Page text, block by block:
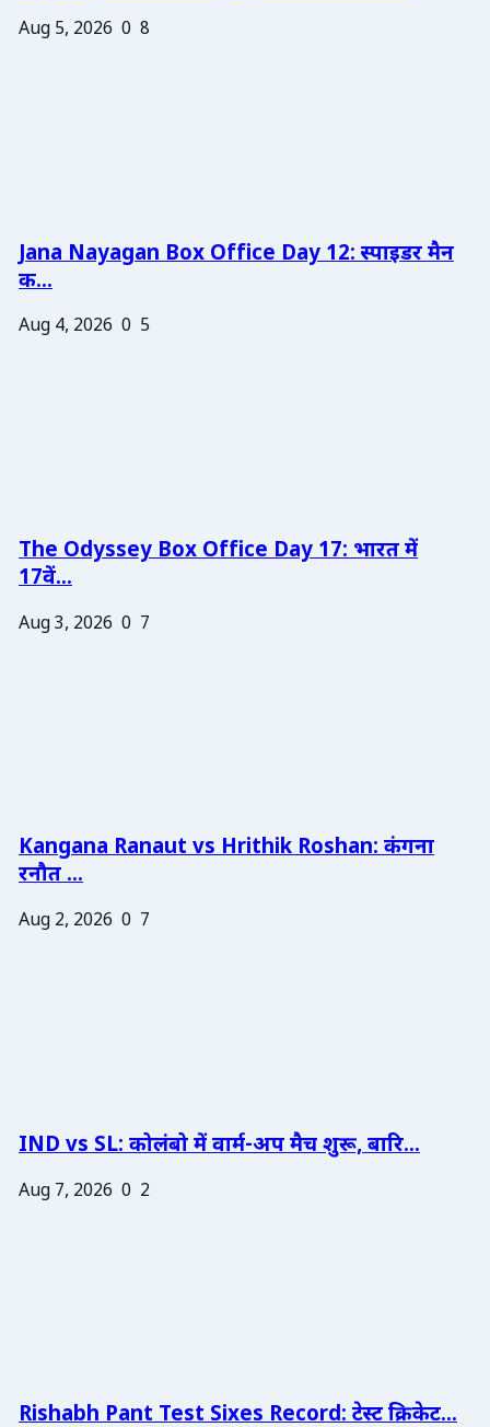
Aug 5, 2026 0 8
Jana Nayagan Box Office Day 12: स्पाइडर मैन
क...
Aug 4, 2026 0 5
The Odyssey Box Office Day 17: भारत में
17वें...
Aug 3, 2026 0 7
Kangana Ranaut vs Hrithik Roshan: कंगना
रनौत ...
Aug 2, 2026 0 7
IND vs SL: कोलंबो में वार्म-अप मैच शुरू, बारि...
Aug 7, 2026 0 2
Rishabh Pant Test Sixes Record: टेस्ट क्रिकेट...